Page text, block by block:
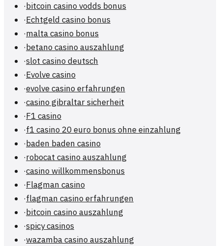
·bitcoin casino vodds bonus
·Echtgeld casino bonus
·malta casino bonus
·betano casino auszahlung
·slot casino deutsch
·Evolve casino
·evolve casino erfahrungen
·casino gibraltar sicherheit
·F1 casino
·f1 casino 20 euro bonus ohne einzahlung
·baden baden casino
·robocat casino auszahlung
·casino willkommensbonus
·Flagman casino
·flagman casino erfahrungen
·bitcoin casino auszahlung
·spicy casinos
·wazamba casino auszahlung